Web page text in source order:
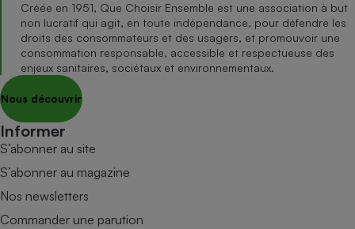
Créée en 1951, Que Choisir Ensemble est une association à but
non lucratif qui agit, en toute indépendance, pour défendre les
droits des consommateurs et des usagers, et promouvoir une
consommation responsable, accessible et respectueuse des
enjeux sanitaires, sociétaux et environnementaux.
Nous découvrir
Informer
S’abonner au site
S’abonner au magazine
Nos newsletters
Commander une parution